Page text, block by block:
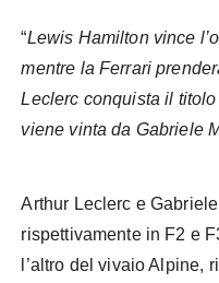
“Lewis Hamilton vince
mentre la Ferrari
Leclerc conquista il
viene vinta da Gabriele
Arthur Leclerc e
rispettivamente in F2 e
l’altro del vivaio Alpine,